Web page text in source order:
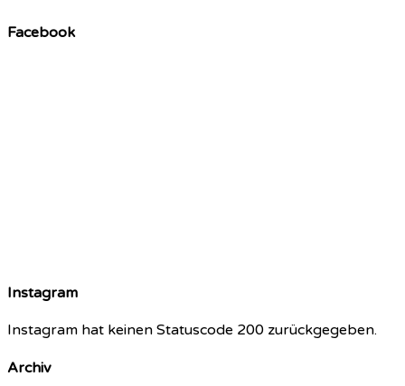
Facebook
Instagram
Instagram hat keinen Statuscode 200 zurückgegeben.
Archiv